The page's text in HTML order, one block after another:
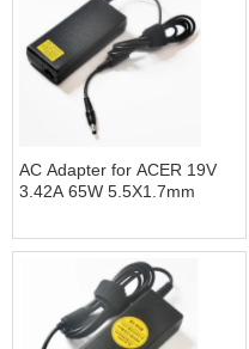
AC Adapter for ACER 19V
3.42A 65W 5.5X1.7mm